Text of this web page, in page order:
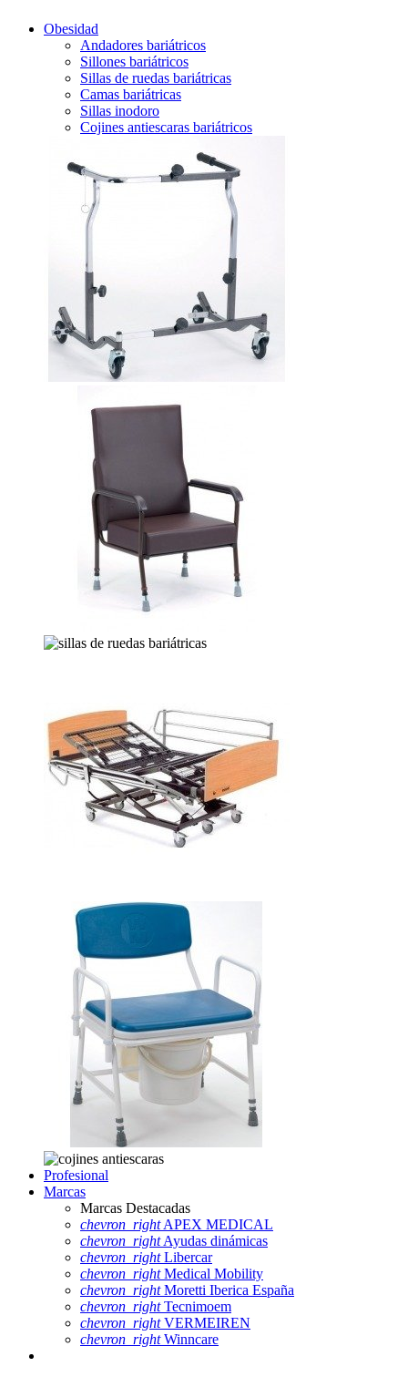
Obesidad
Andadores bariátricos
Sillones bariátricos
Sillas de ruedas bariátricas
Camas bariátricas
Sillas inodoro
Cojines antiescaras bariátricos
Profesional
Marcas
Marcas Destacadas
chevron_rightAPEX MEDICAL
chevron_rightAyudas dinámicas
chevron_rightLibercar
chevron_rightMedical Mobility
chevron_rightMoretti Iberica España
chevron_rightTecnimoem
chevron_rightVERMEIREN
chevron_rightWinncare